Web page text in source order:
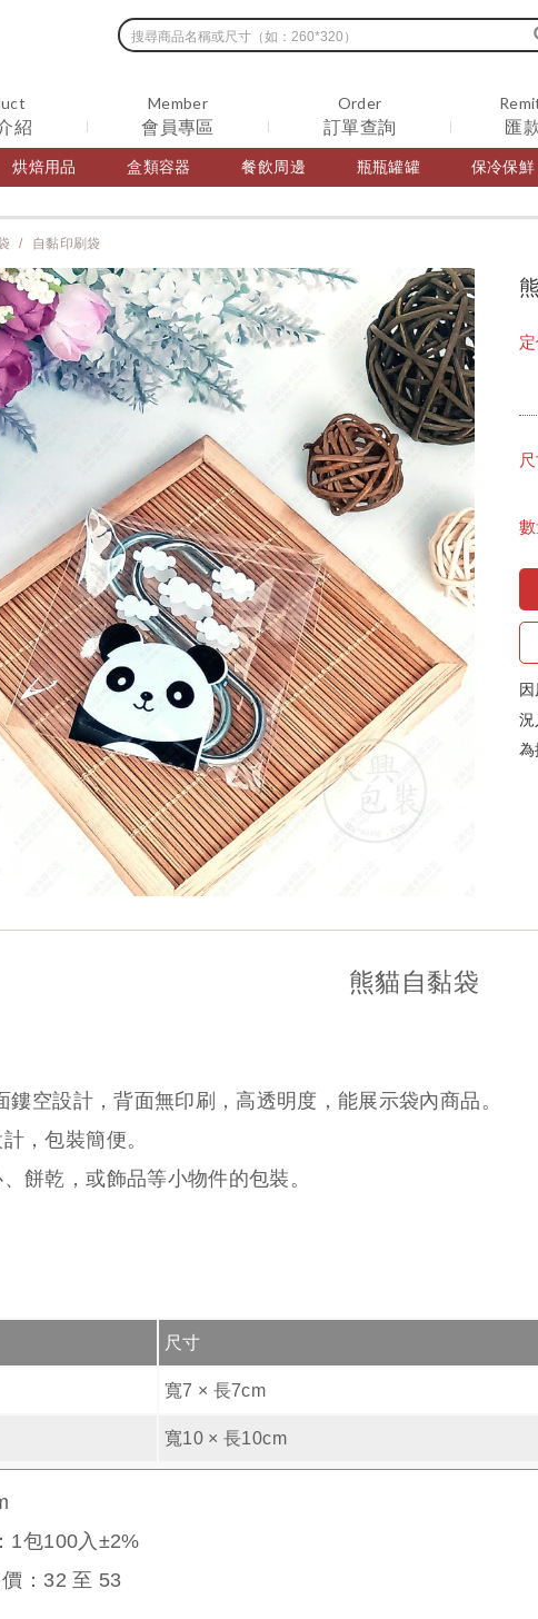
紹
烘焙用品 盒類容器 餐飲周邊 瓶瓶罐罐 保冷保鮮
Member
會員專區
Order
訂單查詢 匯
自黏印刷袋
數
況
為
熊貓自黏袋
鏤空設計，背面無印刷，高透明度，能展示袋內商品。
，包裝簡便。
餅乾，或飾品等小物件的包裝。
尺寸
寬7 × 長7cm
寬10 × 長10cm
1包100入±2%
： 32 至 53